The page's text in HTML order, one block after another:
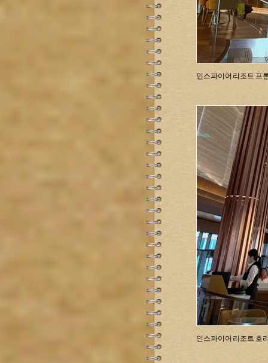
인스파이어 리조트 프
인스파이어 리조트 호